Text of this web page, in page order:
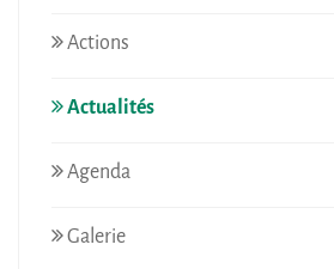
Actions
Actualités
Agenda
Galerie